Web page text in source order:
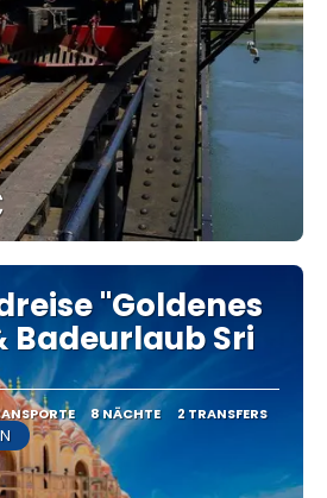
Sehen
"Goldenes
Badeurlaub Sri
8 NÄCHTE 2 TRANSFERS